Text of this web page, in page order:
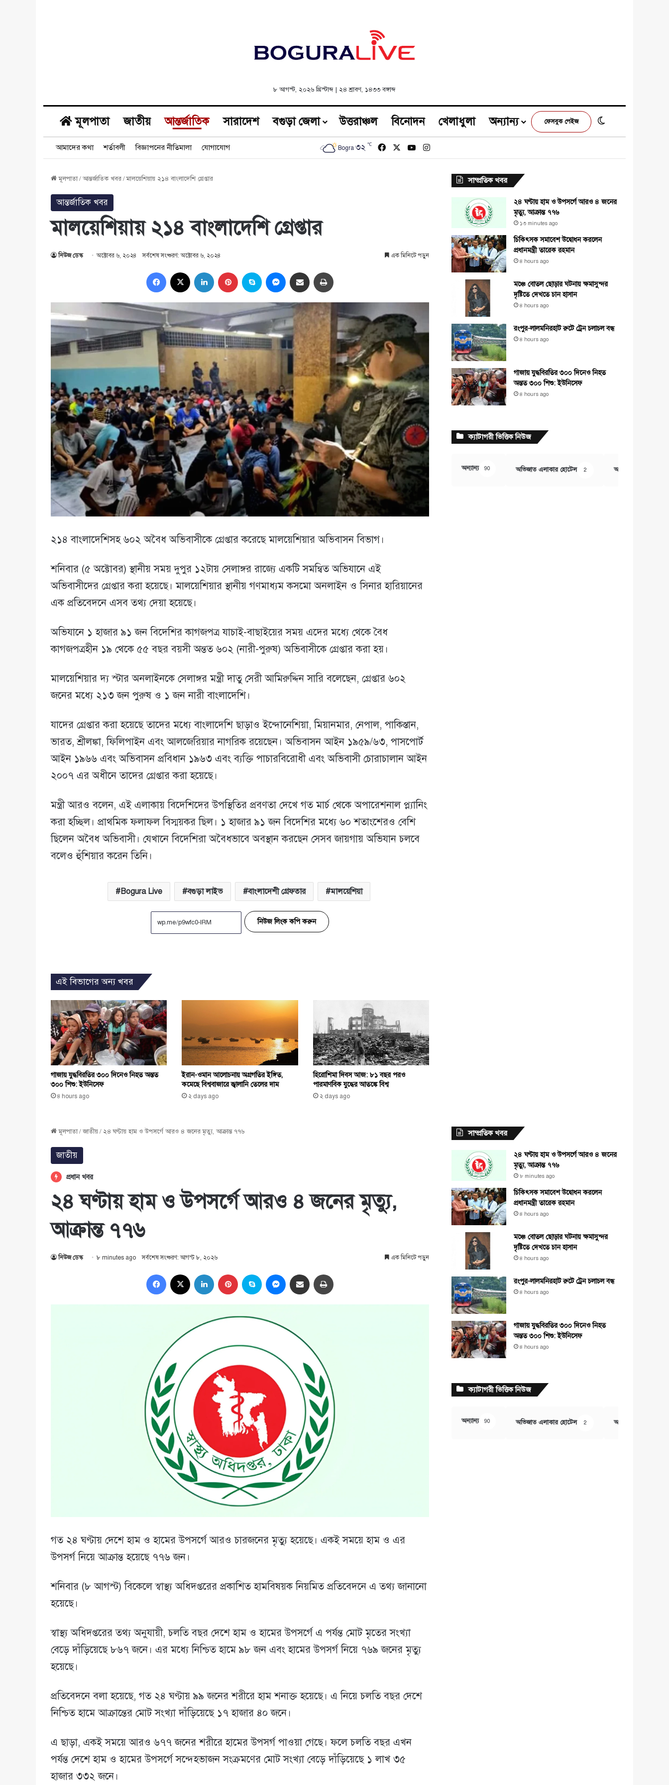
৮ আগস্ট, ২০২৬ খ্রিস্টাব্দ | ২৪ শ্রাবণ, ১৪৩৩ বঙ্গাব্দ
মূলপাতা জাতীয় আন্তর্জাতিক সারাদেশ বগুড়া জেলা উত্তরাঞ্চল বিনোদন খেলাধুলা অন্যান্য ফেসবুক পেইজ
আমাদের কথা শর্তাবলী বিজ্ঞাপনের নীতিমালা যোগাযোগ Bogra ৩২ ℃ FacebookYouTubeInstagram
মূলপাতা/আন্তর্জাতিক খবর/মালয়েশিয়ায় ২১৪ বাংলাদেশি গ্রেপ্তার
আন্তর্জাতিক খবর
মালয়েশিয়ায় ২১৪ বাংলাদেশি গ্রেপ্তার
নিউজ ডেস্ক অক্টোবর ৬, ২০২৪ সর্বশেষ সংষ্করণ: অক্টোবর ৬, ২০২৪ এক মিনিটে পড়ুন
Facebook LinkedIn Pinterest Skype MessengerShare via Email
২১৪ বাংলাদেশিসহ ৬০২ অবৈধ অভিবাসীকে গ্রেপ্তার করেছে মালয়েশিয়ার অভিবাসন বিভাগ।
শনিবার (৫ অক্টোবর) স্থানীয় সময় দুপুর ১২টায় সেলাঙ্গর রাজ্যে একটি সমন্বিত অভিযানে এই
অভিবাসীদের গ্রেপ্তার করা হয়েছে। মালয়েশিয়ার স্থানীয় গণমাধ্যম কসমো অনলাইন ও সিনার হারিয়ানের
এক প্রতিবেদনে এসব তথ্য দেয়া হয়েছে।
অভিযানে ১ হাজার ৯১ জন বিদেশির কাগজপত্র যাচাই-বাছাইয়ের সময় এদের মধ্যে থেকে বৈধ
কাগজপত্রহীন ১৯ থেকে ৫৫ বছর বয়সী অন্তত ৬০২ (নারী-পুরুষ) অভিবাসীকে গ্রেপ্তার করা হয়।
মালয়েশিয়ার দ্য স্টার অনলাইনকে সেলাঙ্গর মন্ত্রী দাতু সেরী আমিরুদ্দিন সারি বলেছেন, গ্রেপ্তার ৬০২
জনের মধ্যে ২১৩ জন পুরুষ ও ১ জন নারী বাংলাদেশি।
যাদের গ্রেপ্তার করা হয়েছে তাদের মধ্যে বাংলাদেশি ছাড়াও ইন্দোনেশিয়া, মিয়ানমার, নেপাল, পাকিস্তান,
ভারত, শ্রীলঙ্কা, ফিলিপাইন এবং আলজেরিয়ার নাগরিক রয়েছেন। অভিবাসন আইন ১৯৫৯/৬৩, পাসপোর্ট
আইন ১৯৬৬ এবং অভিবাসন প্রবিধান ১৯৬৩ এবং ব্যক্তি পাচারবিরোধী এবং অভিবাসী চোরাচালান আইন
২০০৭ এর অধীনে তাদের গ্রেপ্তার করা হয়েছে।
মন্ত্রী আরও বলেন, এই এলাকায় বিদেশিদের উপস্থিতির প্রবণতা দেখে গত মার্চ থেকে অপারেশনাল প্ল্যানিং
করা হচ্ছিল। প্রাথমিক ফলাফল বিস্ময়কর ছিল। ১ হাজার ৯১ জন বিদেশির মধ্যে ৬০ শতাংশেরও বেশি
ছিলেন অবৈধ অভিবাসী। যেখানে বিদেশিরা অবৈধভাবে অবস্থান করছেন সেসব জায়গায় অভিযান চলবে
বলেও হুঁশিয়ার করেন তিনি।
Bogura Live বগুড়া লাইভ বাংলাদেশী গ্রেফতার মালয়েশিয়া
নিউজ লিংক কপি করুন
এই বিভাগের অন্য খবর
গাজায় যুদ্ধবিরতির ৩০০ দিনেও নিহত অন্তত
৩০০ শিশু: ইউনিসেফ
৪ hours ago
ইরান-ওমান আলোচনায় অগ্রগতির ইঙ্গিত,
কমেছে বিশ্ববাজারে জ্বালানি তেলের দাম
২ days ago
হিরোশিমা দিবস আজ: ৮১ বছর পরও
পারমাণবিক যুদ্ধের আতঙ্কে বিশ্ব
২ days ago
সাম্প্রতিক খবর
২৪ ঘণ্টায় হাম ও উপসর্গে আরও ৪ জনের
মৃত্যু, আক্রান্ত ৭৭৬
১৩ minutes ago
চিকিৎসক সমাবেশ উদ্বোধন করলেন
প্রধানমন্ত্রী তারেক রহমান
৪ hours ago
মঞ্চে বোতল ছোড়ার ঘটনায় ক্ষমাসুন্দর
দৃষ্টিতে দেখতে চান হাসান
৪ hours ago
রংপুর-লালমনিরহাট রুটে ট্রেন চলাচল বন্ধ
৪ hours ago
গাজায় যুদ্ধবিরতির ৩০০ দিনেও নিহত
অন্তত ৩০০ শিশু: ইউনিসেফ
৪ hours ago
ক্যাটাগরী ভিত্তিক নিউজ
অন্যান্য 90 অভিজাত এলাকার হোটেল 2 অর্থ ও বানিজ্য